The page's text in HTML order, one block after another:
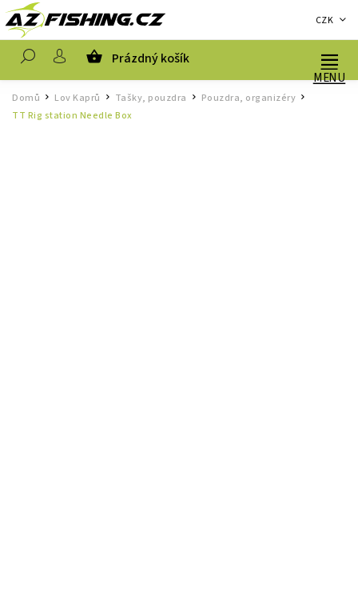
CZK
Prázdný košík
Domů / Lov Kaprů Tašky, pouzdra Pouzdra, organizéry /
TT Rig station Needle Box